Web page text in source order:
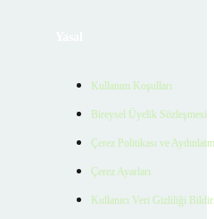
Kullanım Koşulları
Bireysel Üyelik Sözleşmesi
Çerez Politikası ve
Çerez Ayarları
Kullanıcı Veri Gizliliği